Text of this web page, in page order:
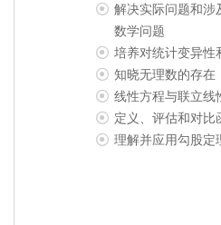
解决实际问题和涉
数学问题
培养对统计变异性
知晓无理数的存在
线性方程与联立线
定义、评估和对比
理解并应用勾股定